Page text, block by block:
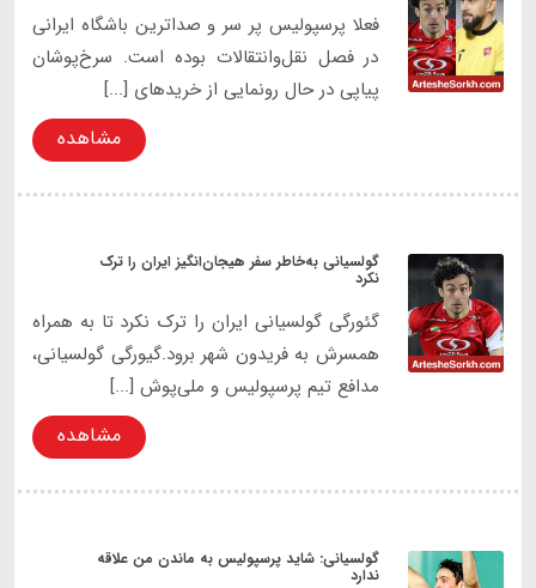
فعلا پرسپولیس پر سر و صداترین باشگاه ایرانی
در فصل نقل‌وانتقالات بوده است. سرخ‌پوشان
پیاپی در حال رونمایی از خریدهای [...]
مشاهده
گولسیانی به‌خاطر سفر هیجان‌انگیز ایران را ترک
نکرد
گئورگی گولسیانی ایران را ترک نکرد تا به همراه
همسرش به فریدون شهر برود.گیورگی گولسیانی،
مدافع تیم پرسپولیس و ملی‌پوش [...]
مشاهده
گولسیانی: شاید پرسپولیس به ماندن من علاقه
ندارد